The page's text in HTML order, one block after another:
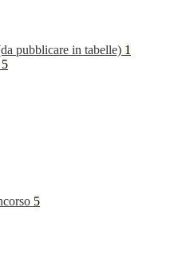
pubblicare in tabelle) 1
5
5